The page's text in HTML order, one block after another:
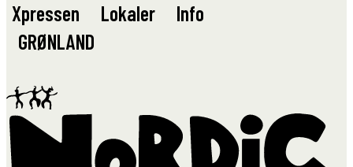
Xpressen
Lokaler
Info
GRØNLAND